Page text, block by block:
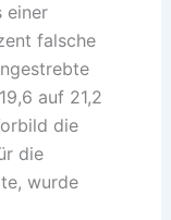
einer
falsche
auf 21,2
die
die
wurde